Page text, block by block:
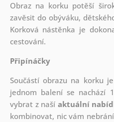
Obraz na korku potěší
zavěsit do obýváku,
Korková nástěnka je
cestování.
Připínáčky
Součástí obrazu na korku
jednom balení se nachází
vybrat z naší aktuální
kombinovat, nic vám